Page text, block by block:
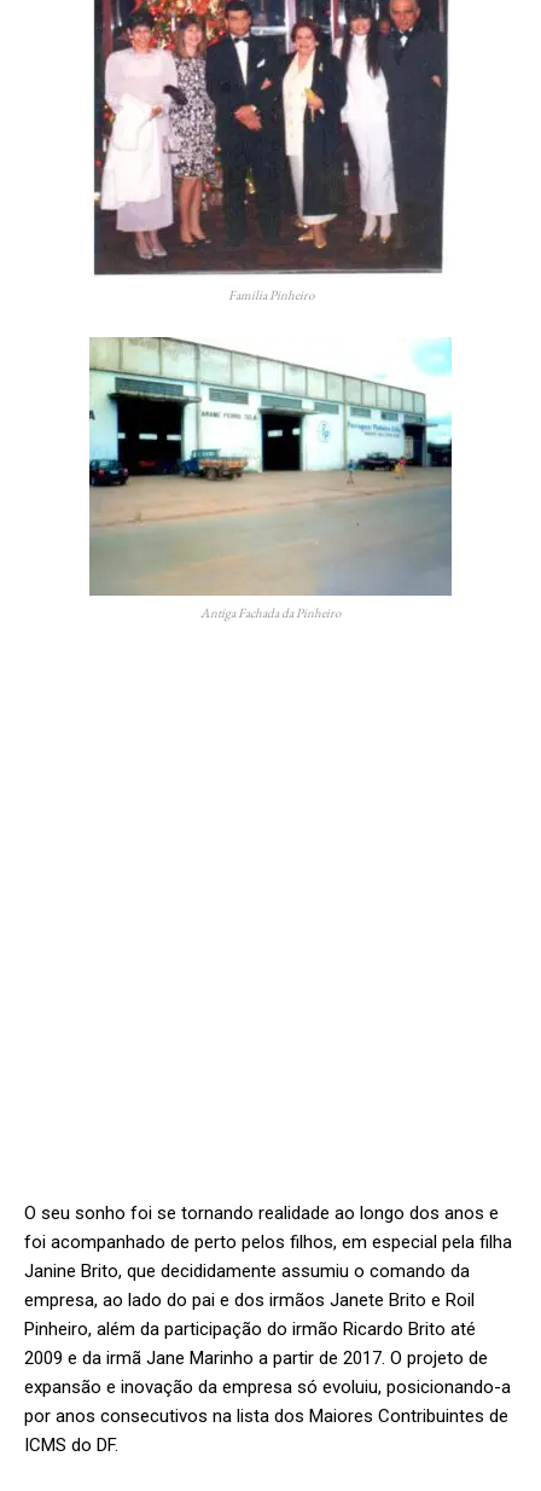
Familia Pinheiro
Antiga Fachada da Pinheiro
O seu sonho foi se tornando realidade ao longo dos anos e
foi acompanhado de perto pelos filhos, em especial pela filha
Janine Brito, que decididamente assumiu o comando da
empresa, ao lado do pai e dos irmãos Janete Brito e Roil
Pinheiro, além da participação do irmão Ricardo Brito até
2009 e da irmã Jane Marinho a partir de 2017. O projeto de
expansão e inovação da empresa só evoluiu, posicionando-a
por anos consecutivos na lista dos Maiores Contribuintes de
ICMS do DF.